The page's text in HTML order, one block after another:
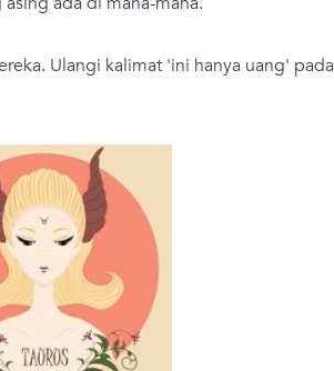
Ulangi kalimat 'ini hanya uang' pada